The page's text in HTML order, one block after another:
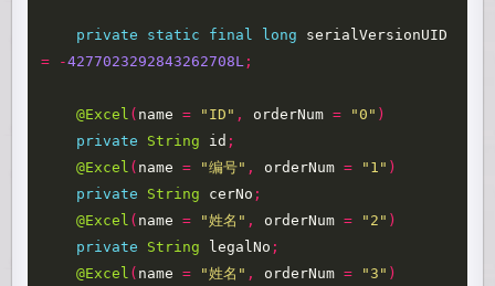
private static final long
serialVersionUID
=
-4277023292843262708L ;
@Excel ( name = "ID" , orderNum = "0" )
private
String id ;
@Excel ( name = "编号" , orderNum = "1" )
private
String cerNo ;
@Excel ( name = "姓名" , orderNum = "2" )
private
String legalNo ;
@Excel ( name = "姓名" , orderNum = "3" )